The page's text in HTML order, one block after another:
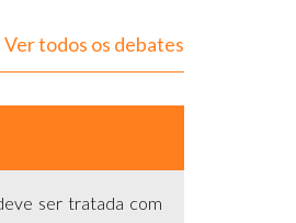
Ver todos os debates
ser tratada com